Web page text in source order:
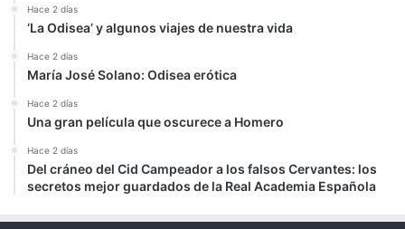
Hace 2 días
‘La Odisea’ y algunos viajes de nuestra vida
Hace 2 días
María José Solano: Odisea erótica
Hace 2 días
Una gran película que oscurece a Homero
Hace 2 días
Del cráneo del Cid Campeador a los falsos Cervantes: los
secretos mejor guardados de la Real Academia Española